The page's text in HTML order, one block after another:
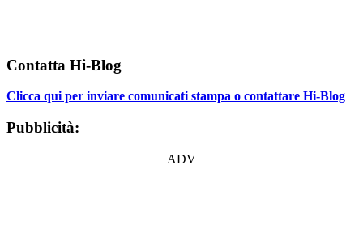
Contatta Hi-Blog
Clicca qui per inviare comunicati stampa o contattare Hi-Blog
Pubblicità:
ADV